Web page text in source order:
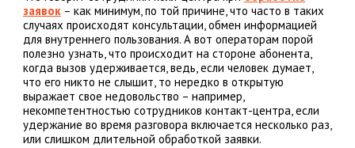
заявок– как минимум, по той причине, что часто в таких
случаях происходят консультации, обмен информацией
для внутреннего пользования. А вот операторам порой
полезно узнать, что происходит на стороне абонента,
когда вызов удерживается, ведь, если человек думает,
что его никто не слышит, то нередко в открытую
выражает свое недовольство – например,
некомпетентностью сотрудников контакт-центра, если
удержание во время разговора включается несколько раз,
или слишком длительной обработкой заявки.